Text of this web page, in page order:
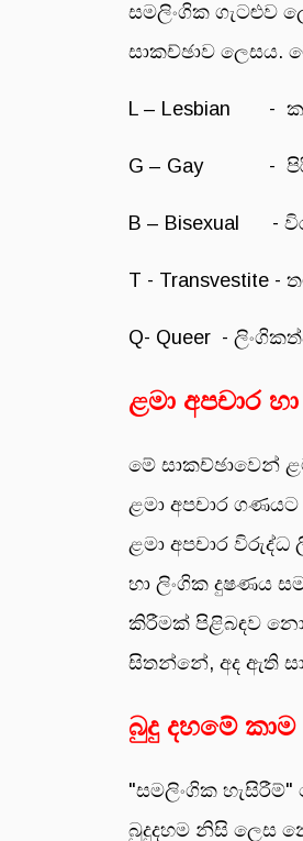
සමලිංගික ගැටළුව
සාකච්ඡාව ලෙසය.
L – Lesbian -
G – Gay -
B – Bisexual -
T -
Q- Queer -
ළමා අපචාර
මේ සාකච්ඡාවෙන්
ළමා අපචාර
ළමා අපචාර
හා ලිංගික දුෂණය
කිරීමක් පිළිබඳව
සිතන්නේ, අද ඇති
බුදු දහමේ කාම
"සමලිංගික
බුදුදහම නිසි ලෙස